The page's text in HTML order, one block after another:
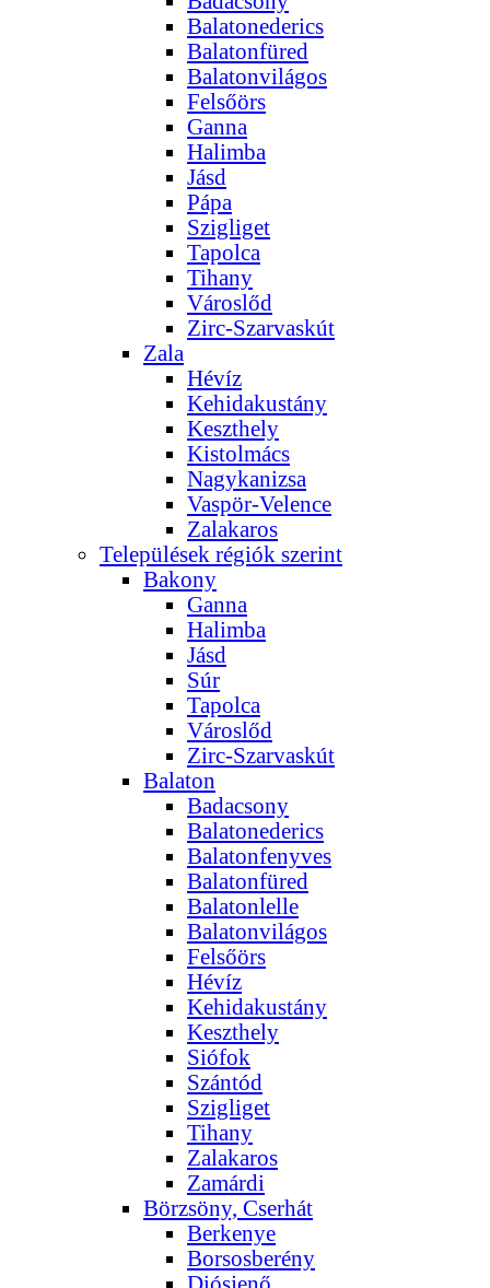
Balatonederics
Balatonfüred
Balatonvilágos
Felsőörs
Ganna
Halimba
Jásd
Pápa
Szigliget
Tapolca
Tihany
Városlőd
Zirc-Szarvaskút
Zala
Hévíz
Kehidakustány
Keszthely
Kistolmács
Nagykanizsa
Vaspör-Velence
Zalakaros
Települések régiók szerint
Bakony
Ganna
Halimba
Jásd
Súr
Tapolca
Városlőd
Zirc-Szarvaskút
Balaton
Badacsony
Balatonederics
Balatonfenyves
Balatonfüred
Balatonlelle
Balatonvilágos
Felsőörs
Hévíz
Kehidakustány
Keszthely
Siófok
Szántód
Szigliget
Tihany
Zalakaros
Zamárdi
Börzsöny, Cserhát
Berkenye
Borsosberény